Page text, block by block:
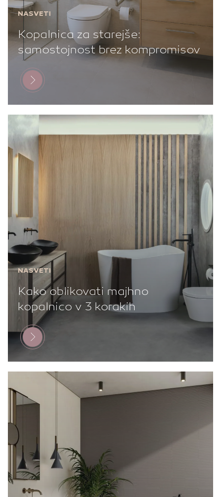
NASVETI
Kopalnica za starejše:
samostojnost brez kompromisov
NASVETI
Kako oblikovati majhno
kopalnico v 3 korakih